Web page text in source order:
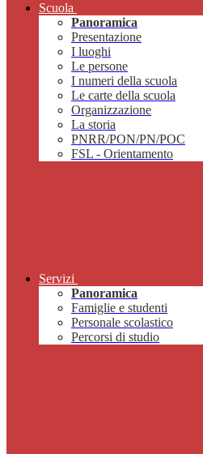
Scuola
Panoramica
Presentazione
I luoghi
Le persone
I numeri della scuola
Le carte della scuola
Organizzazione
La storia
PNRR/PON/PN/POC
FSL - Orientamento
Servizi
Panoramica
Famiglie e studenti
Personale scolastico
Percorsi di studio